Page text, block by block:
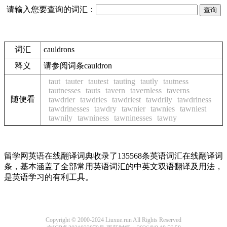
请输入您要查询的词汇：
词汇
cauldrons
释义
请参阅词条cauldron
随便看
taut tauter tautest tauting tautly tautness
tautnesses tauts tavern tavernless taverns
tawdrier tawdries tawdriest tawdrily tawdriness
tawdrinesses tawdry tawnier tawnies tawniest
tawnily tawniness tawninesses tawny
留学网英语在线翻译词典收录了135568条英语词汇在线翻译词
条，基本涵盖了全部常用英语词汇的中英文双语翻译及用法，
是英语学习的有利工具。
Copyright © 2000-2024 Liuxue.run All Rights Reserved